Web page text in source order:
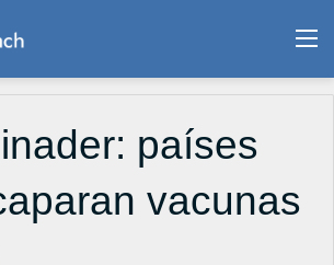
países
vacunas